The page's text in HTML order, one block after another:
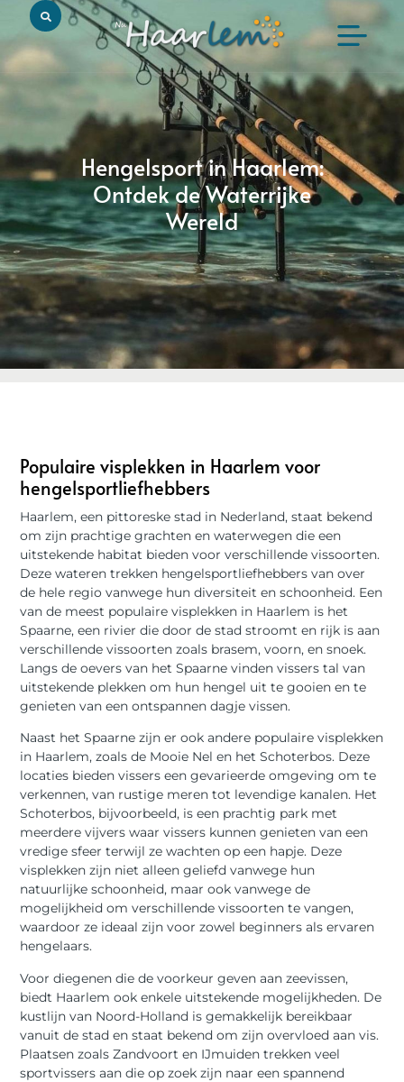
Hengelsport in Haarlem:
Ontdek de Waterrijke
Wereld
Populaire visplekken in Haarlem voor
hengelsportliefhebbers
Haarlem, een pittoreske stad in Nederland, staat bekend
om zijn prachtige grachten en waterwegen die een
uitstekende habitat bieden voor verschillende vissoorten.
Deze wateren trekken hengelsportliefhebbers van over
de hele regio vanwege hun diversiteit en schoonheid. Een
van de meest populaire visplekken in Haarlem is het
Spaarne, een rivier die door de stad stroomt en rijk is aan
verschillende vissoorten zoals brasem, voorn, en snoek.
Langs de oevers van het Spaarne vinden vissers tal van
uitstekende plekken om hun hengel uit te gooien en te
genieten van een ontspannen dagje vissen.
Naast het Spaarne zijn er ook andere populaire visplekken
in Haarlem, zoals de Mooie Nel en het Schoterbos. Deze
locaties bieden vissers een gevarieerde omgeving om te
verkennen, van rustige meren tot levendige kanalen. Het
Schoterbos, bijvoorbeeld, is een prachtig park met
meerdere vijvers waar vissers kunnen genieten van een
vredige sfeer terwijl ze wachten op een hapje. Deze
visplekken zijn niet alleen geliefd vanwege hun
natuurlijke schoonheid, maar ook vanwege de
mogelijkheid om verschillende vissoorten te vangen,
waardoor ze ideaal zijn voor zowel beginners als ervaren
hengelaars.
Voor diegenen die de voorkeur geven aan zeevissen,
biedt Haarlem ook enkele uitstekende mogelijkheden. De
kustlijn van Noord-Holland is gemakkelijk bereikbaar
vanuit de stad en staat bekend om zijn overvloed aan vis.
Plaatsen zoals Zandvoort en IJmuiden trekken veel
sportvissers aan die op zoek zijn naar een spannend